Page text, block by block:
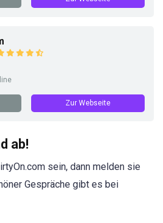
Zur Webseite
ab!
sein, dann melden sie
Gespräche gibt es bei